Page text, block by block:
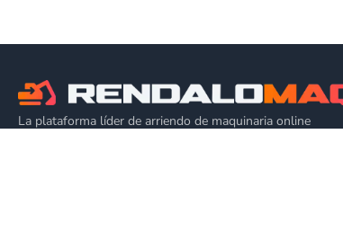
La plataforma líder de arriendo de maquinaria online